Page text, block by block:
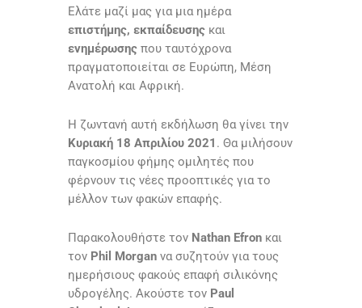
Ελάτε μαζί μας για μια ημέρα
επιστήμης, εκπαίδευσης και
ενημέρωσης που ταυτόχρονα
πραγματοποιείται σε Ευρώπη, Μέση
Ανατολή και Αφρική.
Η ζωντανή αυτή εκδήλωση θα γίνει την
Κυριακή 18 Απριλίου 2021 . Θα μιλήσουν
παγκοσμίου φήμης ομιλητές που
φέρνουν τις νέες προοπτικές για το
μέλλον των φακών επαφής.
Παρακολουθήστε τον Nathan Efron και
τον Phil Morgan να συζητούν για τους
ημερήσιους φακούς επαφή σιλικόνης
υδρογέλης. Ακούστε τον Paul